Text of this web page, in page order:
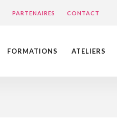
PARTENAIRES CONTACT
FORMATIONS ATELIERS